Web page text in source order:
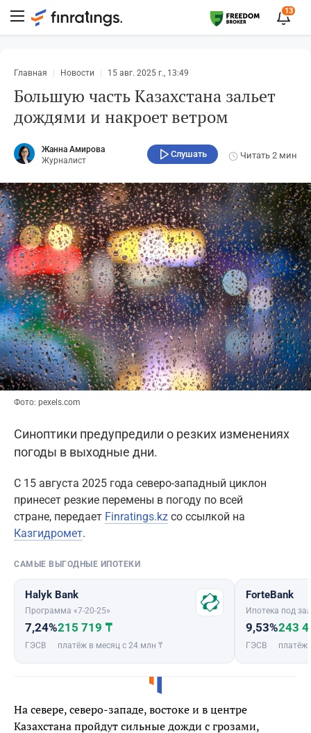
13
Главная Новости 15 авг. 2025 г., 13:49
Большую часть Казахстана зальет
дождями и накроет ветром
Жанна Амирова
Журналист
Слушать Читать 2 мин
Фото: pexels.com
Синоптики предупредили о резких изменениях
погоды в выходные дни.
С 15 августа 2025 года северо-западный циклон
принесет резкие перемены в погоду по всей
стране, передает Finratings.kz со ссылкой на
Казгидромет.
САМЫЕ ВЫГОДНЫЕ ИПОТЕКИ
Halyk Bank
Программа «7-20-25»
7,24%
ГЭСВ
215 719 ₸
платёж в месяц с 24 млн ₸
ForteBank
Ипотека под
9,53%
ГЭСВ
243
платёж
На севере, северо-западе, востоке и в центре
Казахстана пройдут сильные дожди с грозами,